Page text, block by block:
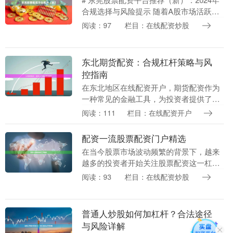
合规选择与风险提示 随着A股市场活跃度
回升，东莞作为珠三角经济重镇，投资者
阅读：97 栏目：在线配资炒股
东北期货配资：合规杠杆策略与风
控指南
在东北地区在线配资开户，期货配资作为
一种常见的金融工具，为投资者提供了以
小博大的机会。然而，随着监管趋严，如
控制，成为投资者....
阅读：111 栏目：在线配资开户
配资一流股票配资门户精选
在当今股票市场波动频繁的背景下，越来
越多的投资者开始关注股票配资这一杠杆
工具。通过配资，投资者可以用较少的自
阅读：93 栏目：在线配资炒股
普通人炒股如何加杠杆？合法途径
与风险详解